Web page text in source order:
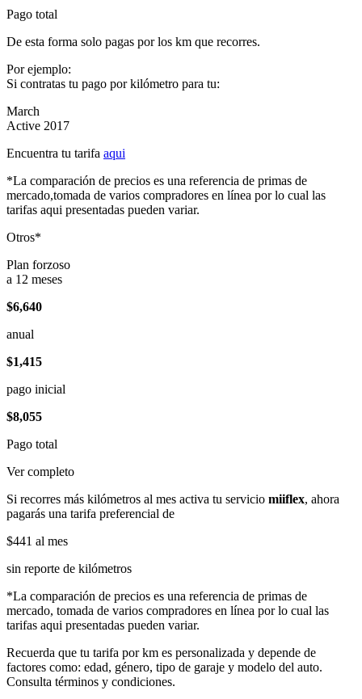
Pago total
De esta forma solo pagas por los km que recorres.
Por ejemplo:
Si contratas tu pago por kilómetro para tu:
March
Active 2017
Encuentra tu tarifa aqui
*La comparación de precios es una referencia de primas de
mercado,tomada de varios compradores en línea por lo cual las
tarifas aqui presentadas pueden variar.
Otros*
Plan forzoso
a 12 meses
$6,640
anual
$1,415
pago inicial
$8,055
Pago total
Ver completo
Si recorres más kilómetros al mes activa tu servicio miiflex, ahora
pagarás una tarifa preferencial de
$441 al mes
sin reporte de kilómetros
*La comparación de precios es una referencia de primas de
mercado, tomada de varios compradores en línea por lo cual las
tarifas aqui presentadas pueden variar.
Recuerda que tu tarifa por km es personalizada y depende de
factores como: edad, género, tipo de garaje y modelo del auto.
Consulta términos y condiciones.